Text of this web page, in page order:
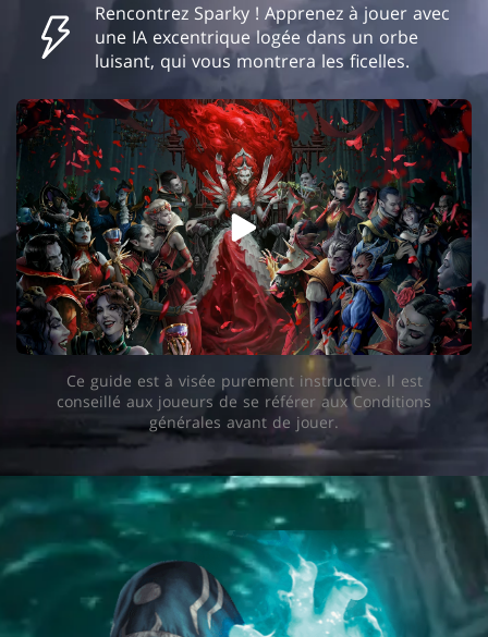
Rencontrez Sparky ! Apprenez à jouer avec
une IA excentrique logée dans un orbe
luisant, qui vous montrera les ficelles.
Ce guide est à visée purement instructive. Il est
conseillé aux joueurs de se référer aux Conditions
générales avant de jouer.